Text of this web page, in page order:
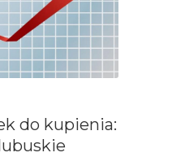
do kupienia: